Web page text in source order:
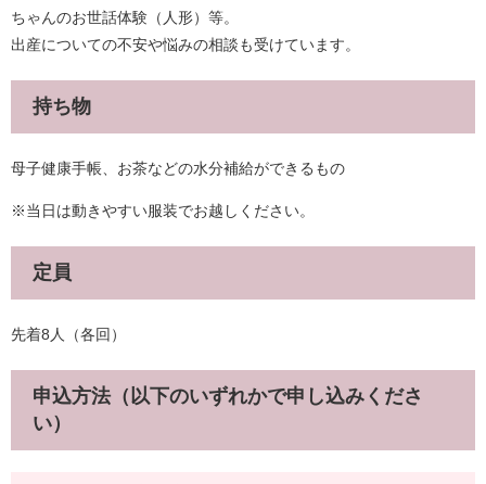
ちゃんのお世話体験（人形）等。
出産についての不安や悩みの相談も受けています。
持ち物
母子健康手帳、お茶などの水分補給ができるもの
※当日は動きやすい服装でお越しください。
定員
先着8人（各回）
申込方法（以下のいずれかで申し込みくださ
い）